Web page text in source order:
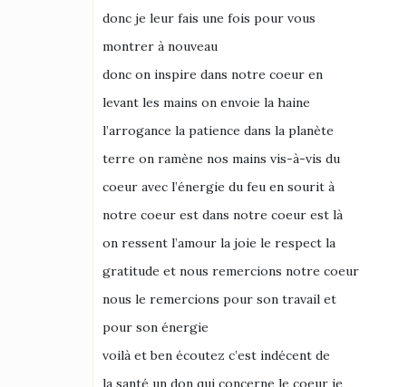
donc je leur fais une fois pour vous
montrer à nouveau
donc on inspire dans notre coeur en
levant les mains on envoie la haine
l’arrogance la patience dans la planète
terre on ramène nos mains vis-à-vis du
coeur avec l’énergie du feu en sourit à
notre coeur est dans notre coeur est là
on ressent l’amour la joie le respect la
gratitude et nous remercions notre coeur
nous le remercions pour son travail et
pour son énergie
voilà et ben écoutez c’est indécent de
la santé un don qui concerne le coeur je